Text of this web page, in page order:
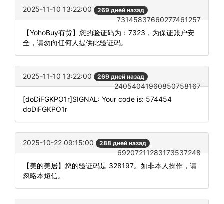
2025-11-10 13:22:00 269 дней назад
73145837660277461257
【YohoBuy有货】您的验证码为：7323，为保证账户安
全，请勿向任何人提供此验证码。
2025-11-10 13:22:00 269 дней назад
24054041960850758167
[doDiFGKPO1r]SIGNAL: Your code is: 574454
doDiFGKPO1r
2025-10-22 09:15:00 288 дней назад
69207211283173537248
【美的美居】您的验证码是 328197。如非本人操作，请
忽略本短信。